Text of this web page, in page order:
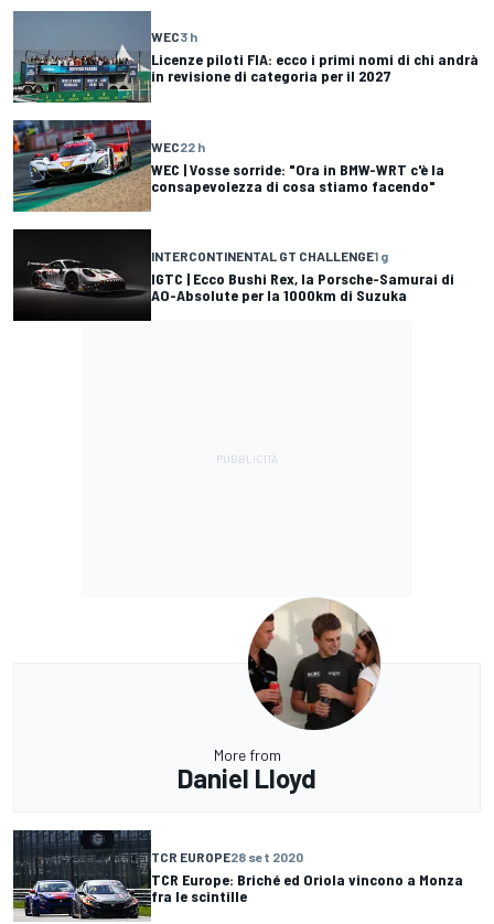
WEC3 h
Licenze piloti FIA: ecco i primi nomi di chi andrà
in revisione di categoria per il 2027
WEC22 h
WEC | Vosse sorride: "Ora in BMW-WRT c'è la
consapevolezza di cosa stiamo facendo"
INTERCONTINENTAL GT CHALLENGE1 g
IGTC | Ecco Bushi Rex, la Porsche-Samurai di
AO-Absolute per la 1000km di Suzuka
More from
Daniel Lloyd
TCR EUROPE28 set 2020
TCR Europe: Briché ed Oriola vincono a Monza
fra le scintille